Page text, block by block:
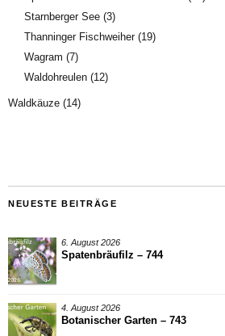
Starnberger See (3)
Thanninger Fischweiher(19)
Wagram (7)
Waldohreulen (12)
Waldkäuze (14)
NEUESTE BEITRÄGE
6. August 2026
Spatenbräufilz – 744
4. August 2026
Botanischer Garten – 743